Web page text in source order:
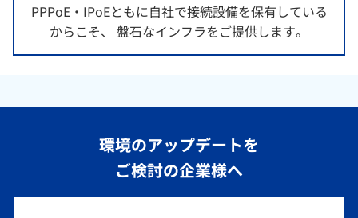
PPPoE・IPoEともに自社で接続設備を保有している
からこそ、 盤石なインフラをご提供します。
環境のアップデートを
ご検討の企業様へ